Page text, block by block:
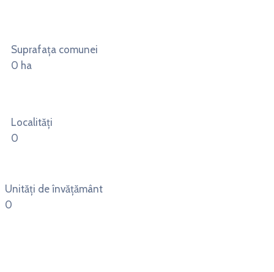
Suprafața comunei
0 ha
Localități
0
Unități de învățământ
0